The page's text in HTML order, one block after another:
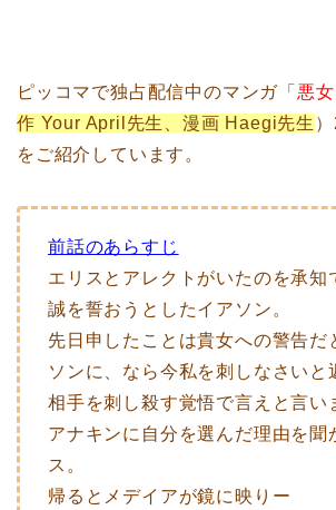
ピッコマで独占配信中のマンガ「 悪
作 Your April先生、漫画 Haegi先生
をご紹介しています。
前話のあらすじ
エリスとアレクトがいたのを承知
誠を誓おうとしたイアソン。
先日申したことは貴女への警告だ
ソンに、なら今私を刺しなさいと
相手を刺し殺す覚悟で言えと言い
アナキンに自分を選んだ理由を聞
ス。
帰るとメデイアが鏡に映りー